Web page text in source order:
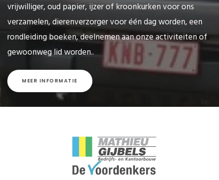
vrijwilliger, oud papier, ijzer of kroonkurken voor ons
verzamelen, dierenverzorger voor één dag worden, een
rondleiding boeken, deelnemen aan onze activiteiten of
gewoonweg lid worden..
MEER INFORMATIE